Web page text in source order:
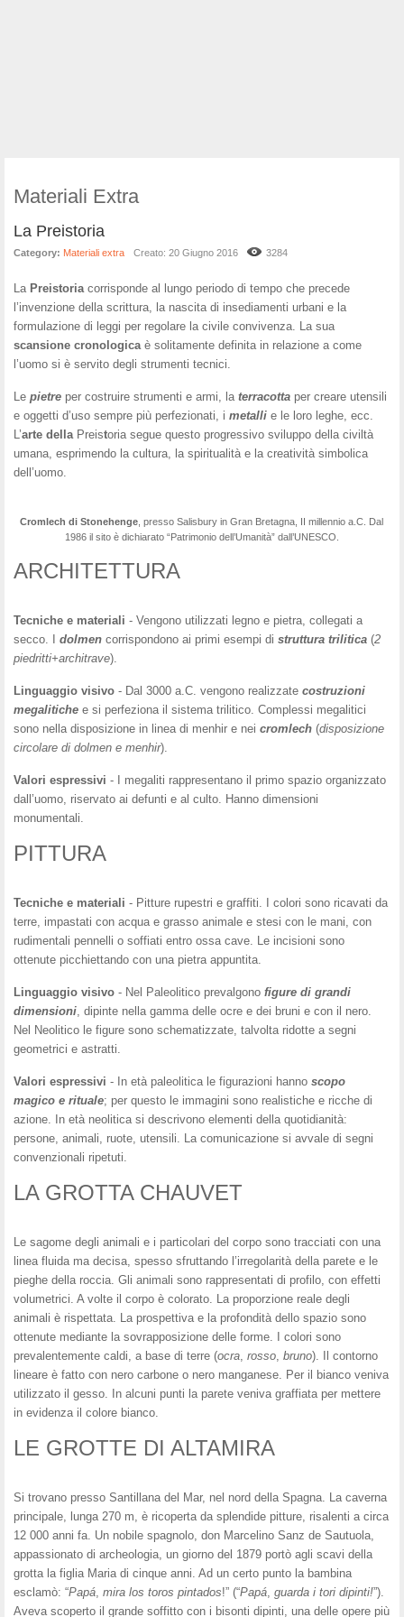
Materiali Extra
La Preistoria
Category: Materiali extra Creato: 20 Giugno 2016 3284
La Preistoriacorrisponde al lungo periodo di tempo che precede
l’invenzione della scrittura, la nascita di insediamenti urbani e la
formulazione di leggi per regolare la civile convivenza. La sua
scansione cronologicaè solitamente definita in relazione a come
l’uomo si è servito degli strumenti tecnici.
Le pietre per costruire strumenti e armi, la terracotta per creare utensili
e oggetti d’uso sempre più perfezionati, i metalli e le loro leghe, ecc.
L’arte dellaPreistoria segue questo progressivo sviluppo della civiltà
umana, esprimendo la cultura, la spiritualità e la creatività simbolica
dell’uomo.
Cromlech di Stonehenge , presso Salisbury in Gran Bretagna, II millennio a.C. Dal
1986 il sito è dichiarato “Patrimonio dell’Umanità” dall’UNESCO.
ARCHITETTURA
Tecniche e materiali - Vengono utilizzati legno e pietra, collegati a
secco. I dolmen corrispondono ai primi esempi di struttura trilitica (2
piedritti+architrave).
Linguaggio visivo - Dal 3000 a.C. vengono realizzate costruzioni
megalitiche e si perfeziona il sistema trilitico. Complessi megalitici
sono nella disposizione in linea di menhir e nei cromlech (disposizione
circolare di dolmen e menhir).
Valori espressivi - I megaliti rappresentano il primo spazio organizzato
dall’uomo, riservato ai defunti e al culto. Hanno dimensioni
monumentali.
PITTURA
Tecniche e materiali - Pitture rupestri e graffiti. I colori sono ricavati da
terre, impastati con acqua e grasso animale e stesi con le mani, con
rudimentali pennelli o soffiati entro ossa cave. Le incisioni sono
ottenute picchiettando con una pietra appuntita.
Linguaggio visivo - Nel Paleolitico prevalgono figure di grandi
dimensioni, dipinte nella gamma delle ocre e dei bruni e con il nero.
Nel Neolitico le figure sono schematizzate, talvolta ridotte a segni
geometrici e astratti.
Valori espressivi - In età paleolitica le figurazioni hanno scopo
magico e rituale; per questo le immagini sono realistiche e ricche di
azione. In età neolitica si descrivono elementi della quotidianità:
persone, animali, ruote, utensili. La comunicazione si avvale di segni
convenzionali ripetuti.
LA GROTTA CHAUVET
Le sagome degli animali e i particolari del corpo sono tracciati con una
linea fluida ma decisa, spesso sfruttando l’irregolarità della parete e le
pieghe della roccia. Gli animali sono rappresentati di profilo, con effetti
volumetrici. A volte il corpo è colorato. La proporzione reale degli
animali è rispettata. La prospettiva e la profondità dello spazio sono
ottenute mediante la sovrapposizione delle forme. I colori sono
prevalentemente caldi, a base di terre (ocra, rosso, bruno). Il contorno
lineare è fatto con nero carbone o nero manganese. Per il bianco veniva
utilizzato il gesso. In alcuni punti la parete veniva graffiata per mettere
in evidenza il colore bianco.
LE GROTTE DI ALTAMIRA
Si trovano presso Santillana del Mar, nel nord della Spagna. La caverna
principale, lunga 270 m, è ricoperta da splendide pitture, risalenti a circa
12 000 anni fa. Un nobile spagnolo, don Marcelino Sanz de Sautuola,
appassionato di archeologia, un giorno del 1879 portò agli scavi della
grotta la figlia Maria di cinque anni. Ad un certo punto la bambina
esclamò: “Papá, mira los toros pintados!” (“Papá, guarda i tori dipinti!”).
Aveva scoperto il grande soffitto con i bisonti dipinti, una delle opere più